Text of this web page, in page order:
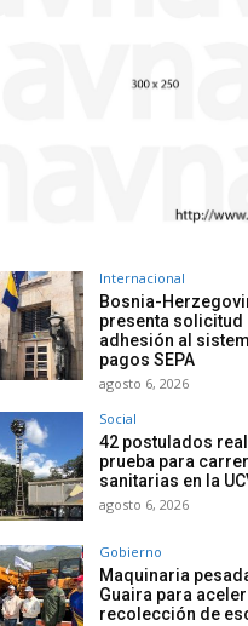
Internacional
Bosnia-
presenta solicitud
adhesión al
pagos SEPA
agosto 6, 2026
Social
42 postulados
prueba para
sanitarias en la
agosto 6, 2026
Gobierno
Maquinaria
Guaira para
recolección de